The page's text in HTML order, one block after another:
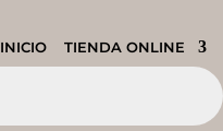
INICIO TIENDA ONLINE